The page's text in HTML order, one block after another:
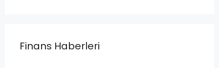
Finans Haberleri